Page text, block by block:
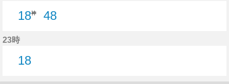
18神
48
23時
18